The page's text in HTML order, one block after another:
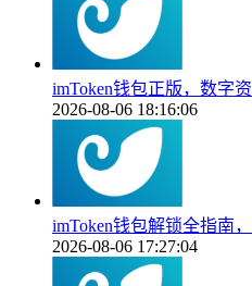
imToken钱包正版，数字
2026-08-06 18:16:06
imToken钱包解锁全指南
2026-08-06 17:27:04